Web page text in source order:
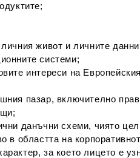
живот и личните
системи;
интереси на
пазар, включително
данъчни схеми, чиято
в областта на
за което лицето е